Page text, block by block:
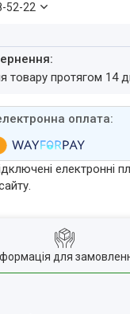
52-22
товару протягом 14
електронні
для